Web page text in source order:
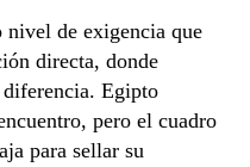
de exigencia que
directa, donde
Egipto
pero el cuadro
para sellar su